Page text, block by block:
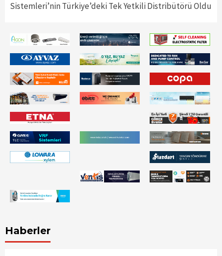
Sistemleri’nin Türkiye’deki Tek Yetkili Distribütörü Oldu
Haberler